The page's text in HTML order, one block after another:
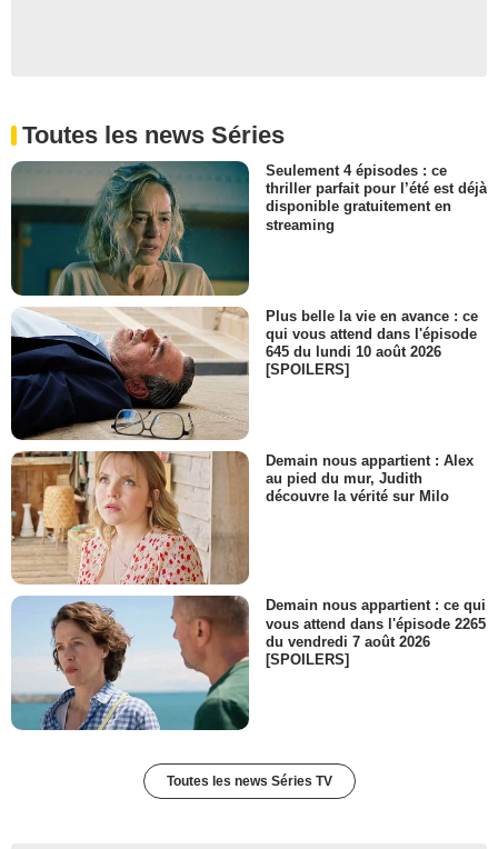
Toutes les news Séries
Seulement 4 épisodes : ce
thriller parfait pour l’été est déjà
disponible gratuitement en
streaming
Plus belle la vie en avance : ce
qui vous attend dans l'épisode
645 du lundi 10 août 2026
[SPOILERS]
Demain nous appartient : Alex
au pied du mur, Judith
découvre la vérité sur Milo
Demain nous appartient : ce qui
vous attend dans l'épisode 2265
du vendredi 7 août 2026
[SPOILERS]
Toutes les news Séries TV